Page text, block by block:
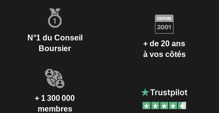
N°1 du Conseil
Boursier
+ de 20 ans
à vos côtés
+ 1 300 000
membres